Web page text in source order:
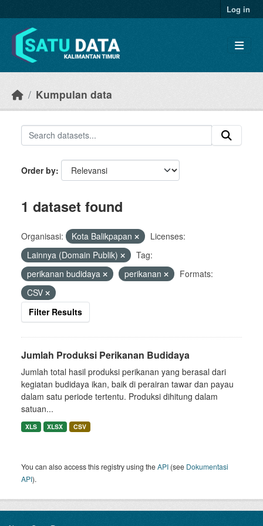
Log in
Kumpulan data
Order by
1 dataset found
Organisasi: Kota Balikpapan
Licenses:
Lainnya (Domain Publik)
Tag:
perikanan budidaya
perikanan
Formats:
CSV
Filter Results
Jumlah Produksi Perikanan Budidaya
Jumlah total hasil produksi perikanan yang berasal dari
kegiatan budidaya ikan, baik di perairan tawar dan payau
dalam satu periode tertentu. Produksi dihitung dalam
satuan...
XLS XLSX CSV
You can also access this registry using theAPI (see Dokumentasi
API).